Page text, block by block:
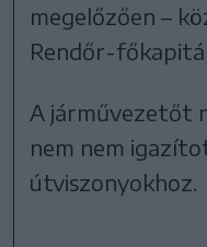
megelőzően –
Rendőr-
A járművezetőt
nem nem
útviszonyokhoz.